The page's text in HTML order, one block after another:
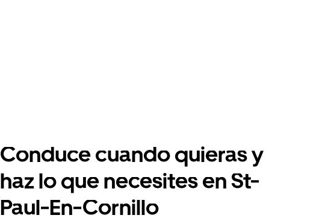
Conduce cuando quieras y
haz lo que necesites en St-
Paul-En-Cornillo